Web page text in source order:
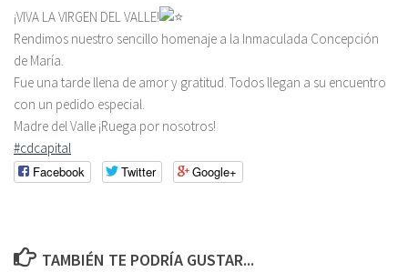
¡VIVA LA VIRGEN DEL VALLE!
Rendimos nuestro sencillo homenaje a la Inmaculada Concepción
de María.
Fue una tarde llena de amor y gratitud. Todos llegan a su encuentro
con un pedido especial.
Madre del Valle ¡Ruega por nosotros!
#cdcapital
Facebook
Twitter Google+
TAMBIÉN TE PODRÍA GUSTAR...